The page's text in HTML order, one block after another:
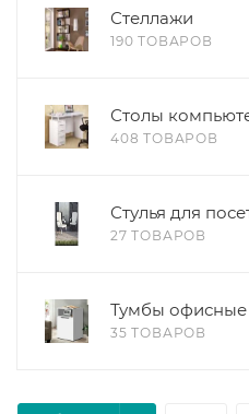
Стеллажи
190 ТОВАРОВ
Столы
408 ТОВАРОВ
Стулья для
27 ТОВАРОВ
Тумбы офисные
35 ТОВАРОВ